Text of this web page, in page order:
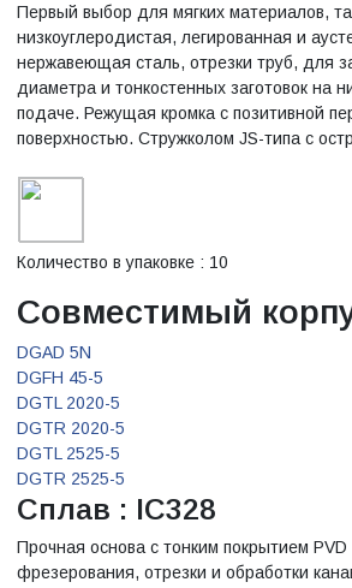
Первый выбор для мягких материалов,
низкоуглеродистая, легированная и
нержавеющая сталь, отрезки труб, для
диаметра и тонкостенных заготовок на
подаче. Режущая кромка с позитивной
поверхностью. Стружколом JS-типа с
Количество в упаковке : 10
Совместимый
DGAD 5N
DGFH 45-5
DGTL 2020-5
DGTR 2020-5
DGTL 2525-5
DGTR 2525-5
Сплав : IC328
Прочная основа с тонким покрытием
фрезерования, отрезки и обработки